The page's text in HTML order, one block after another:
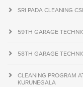
SRI PADA CLEANING
59TH GARAGE
58TH GARAGE
CLEANING PROGRAM
KURUNEGALA